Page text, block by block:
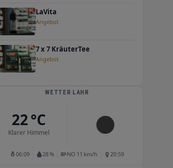
LaVita
Angebot
7 x 7 KräuterTee
Angebot
WETTER LAHR
22 °C
Klarer Himmel
06:09 28 % NO 11 km/h 20:59